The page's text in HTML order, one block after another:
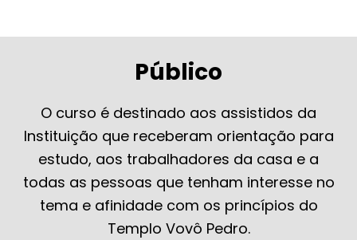
Público
O curso é destinado aos assistidos da
Instituição que receberam orientação para
estudo, aos trabalhadores da casa e a
todas as pessoas que tenham interesse no
tema e afinidade com os princípios do
Templo Vovô Pedro.